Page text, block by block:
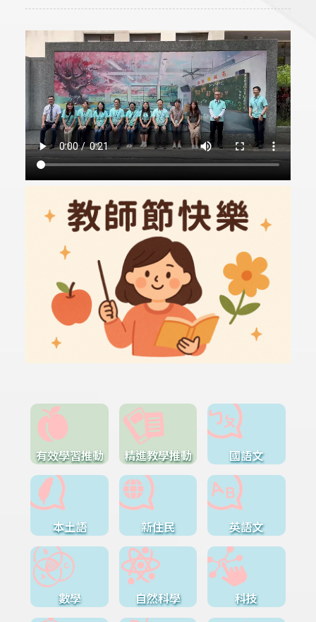
有效學習推動 精進教學推動 國語文
本土語 新住民 英語文
數學 自然科學 科技